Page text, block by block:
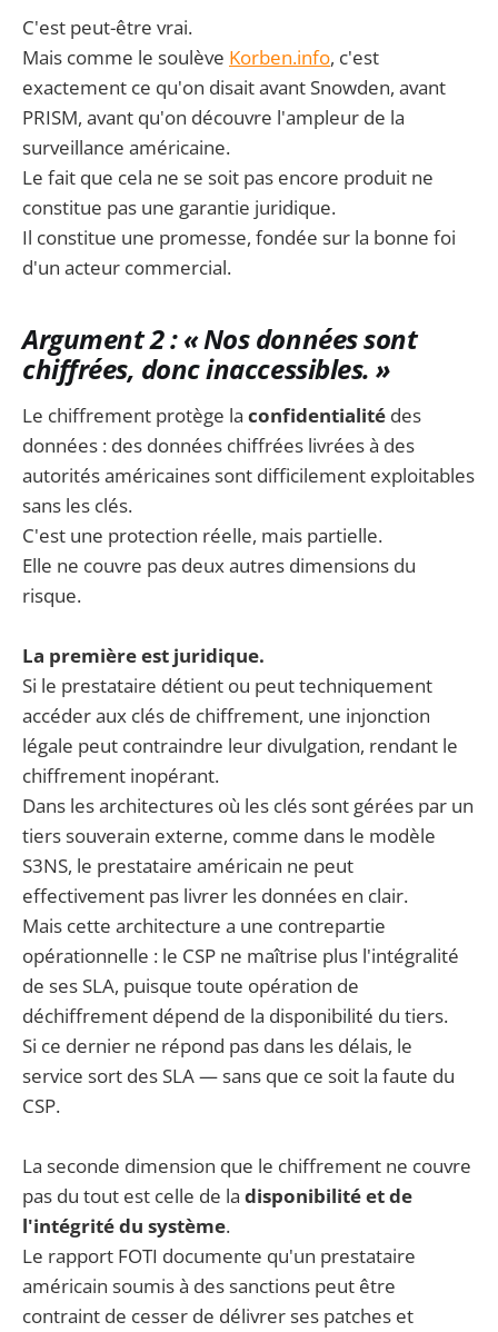
C'est peut-être vrai.
Mais comme le soulève Korben.info, c'est
exactement ce qu'on disait avant Snowden, avant
PRISM, avant qu'on découvre l'ampleur de la
surveillance américaine.
Le fait que cela ne se soit pas encore produit ne
constitue pas une garantie juridique.
Il constitue une promesse, fondée sur la bonne foi
d'un acteur commercial.
Argument 2 : « Nos données sont
chiffrées, donc inaccessibles. »
Le chiffrement protège la confidentialité des
données : des données chiffrées livrées à des
autorités américaines sont difficilement exploitables
sans les clés.
C'est une protection réelle, mais partielle.
Elle ne couvre pas deux autres dimensions du
risque.
La première est juridique.
Si le prestataire détient ou peut techniquement
accéder aux clés de chiffrement, une injonction
légale peut contraindre leur divulgation, rendant le
chiffrement inopérant.
Dans les architectures où les clés sont gérées par un
tiers souverain externe, comme dans le modèle
S3NS, le prestataire américain ne peut
effectivement pas livrer les données en clair.
Mais cette architecture a une contrepartie
opérationnelle : le CSP ne maîtrise plus l'intégralité
de ses SLA, puisque toute opération de
déchiffrement dépend de la disponibilité du tiers.
Si ce dernier ne répond pas dans les délais, le
service sort des SLA — sans que ce soit la faute du
CSP.
La seconde dimension que le chiffrement ne couvre
pas du tout est celle de la disponibilité et de
l'intégrité du système.
Le rapport FOTI documente qu'un prestataire
américain soumis à des sanctions peut être
contraint de cesser de délivrer ses patches et